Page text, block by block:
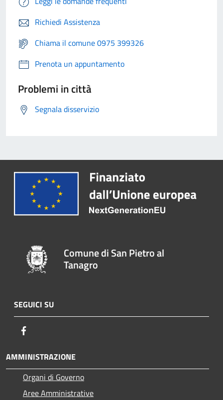
Richiedi Assistenza
Chiama il comune 0975 399326
Prenota un appuntamento
Problemi in città
Segnala disservizio
Comune di San Pietro al
Tanagro
SEGUICI SU
AMMINISTRAZIONE
Organi di Governo
Aree Amministrative